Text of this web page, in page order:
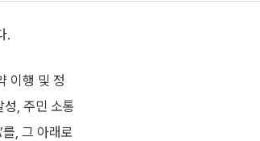
.
이행 및 정
, 주민 소통
, 그 아래로